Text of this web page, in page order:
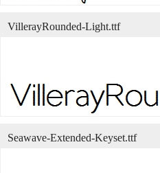
VillerayRounded-Light.ttf
Seawave-Extended-Keyset.ttf